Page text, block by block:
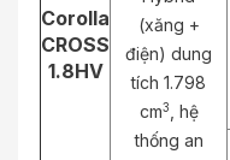
Corolla
CROSS
1.8HV
(xăng +
điện) dung
tích 1.798
cm3
, hệ
thống an